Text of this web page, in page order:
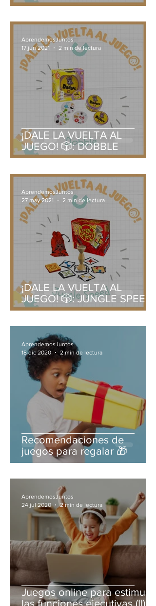
¡DALE LA VUELTA AL
JUEGO! 🎲: DOBBLE
AprendemosJuntos
17 jun 2021
2 min de lectura
¡DALE LA VUELTA AL
JUEGO! 🎲: JUNGLE SPEED
AprendemosJuntos
27 may 2021
2 min de lectura
Recomendaciones de
juegos para regalar 🎁
AprendemosJuntos
18 dic 2020
2 min de lectura
Juegos online para estimular
las funciones ejecutivas (II)
AprendemosJuntos
24 jul 2020
2 min de lectura